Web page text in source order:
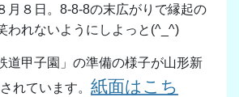
月８日。8-8-8の末広がりで縁起の
われないようにしよっと(^_^)
道甲子園」の準備の様子が山形新
れています。 紙面はこち